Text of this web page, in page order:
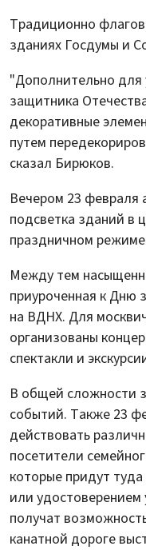
Традиционно
зданиях Госдумы и
"Дополнительно
защитника
декоративные
путем
сказал Бирюков.
Вечером 23 февраля
подсветка зданий в
праздничном
Между тем
приуроченная к Дню
на ВДНХ. Для
организованы
спектакли и
В общей сложности
событий. Также 23
действовать
посетители
которые придут
или удостоверением
получат
канатной дороге